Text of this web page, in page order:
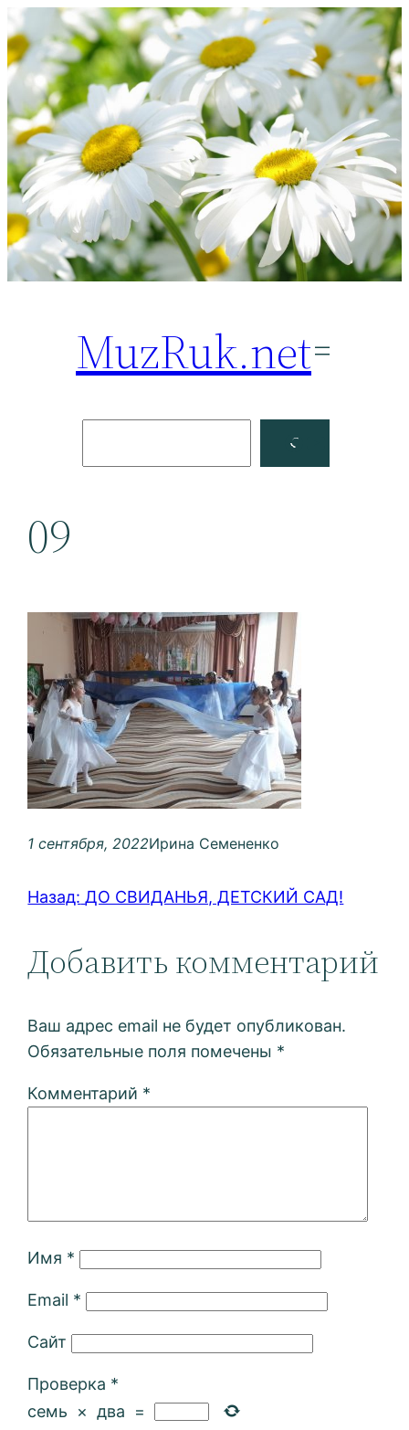
Перейти
к
содержимому
MuzRuk.net
Facebook
09
1 сентября, 2022Ирина Семененко
Назад: ДО СВИДАНЬЯ, ДЕТСКИЙ САД!
Добавить комментарий
Ваш адрес email не будет опубликован.
Обязательные поля помечены *
Комментарий *
Имя *
Email *
Сайт
Проверка *
семь
× два =